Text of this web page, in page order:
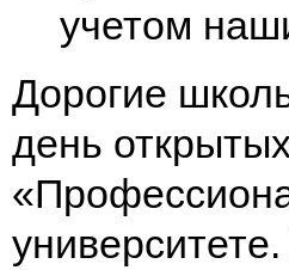
учетом
Дорогие
день